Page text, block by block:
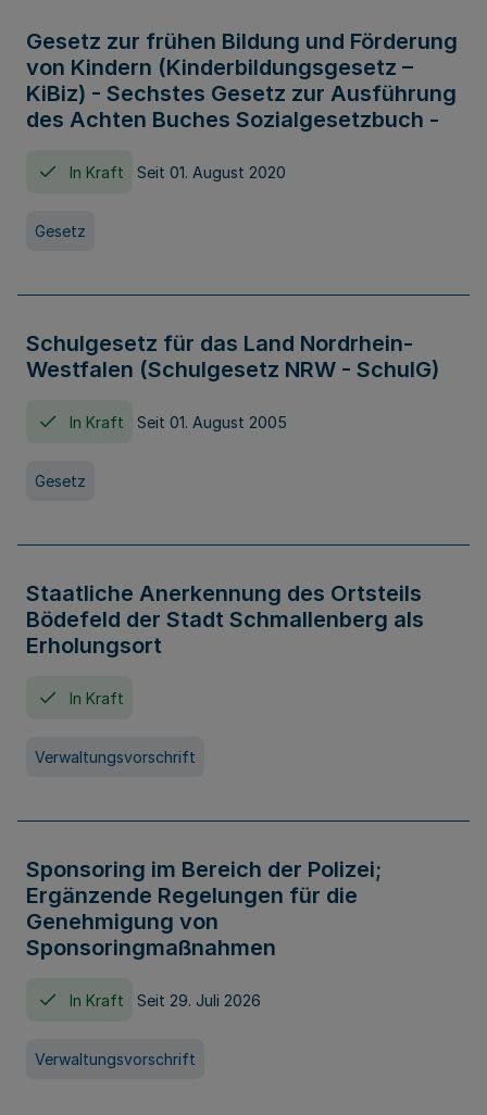
Gesetz zur frühen Bildung und Förderung
von Kindern (Kinderbildungsgesetz –
KiBiz) - Sechstes Gesetz zur Ausführung
des Achten Buches Sozialgesetzbuch -
In Kraft Seit 01. August 2020
Gesetz
Schulgesetz für das Land Nordrhein-
Westfalen (Schulgesetz NRW - SchulG)
In Kraft Seit 01. August 2005
Gesetz
Staatliche Anerkennung des Ortsteils
Bödefeld der Stadt Schmallenberg als
Erholungsort
In Kraft
Verwaltungsvorschrift
Sponsoring im Bereich der Polizei;
Ergänzende Regelungen für die
Genehmigung von
Sponsoringmaßnahmen
In Kraft Seit 29. Juli 2026
Verwaltungsvorschrift